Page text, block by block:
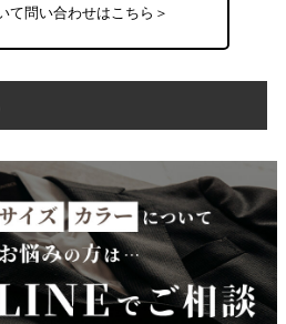
て問い合わせはこちら＞